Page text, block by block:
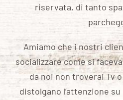
riservata, di tanto
Amiamo che i nostri
socializzare come si
da noi non troverai Tv
distolgano l’attenzione